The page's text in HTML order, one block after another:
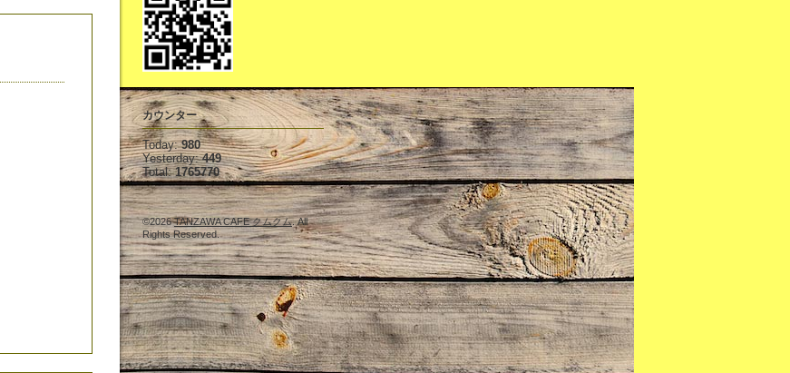
カウンター
Today:980
Yesterday:449
Total:1765770
©2026TANZAWA CAFE クムクム. All
Rights Reserved.